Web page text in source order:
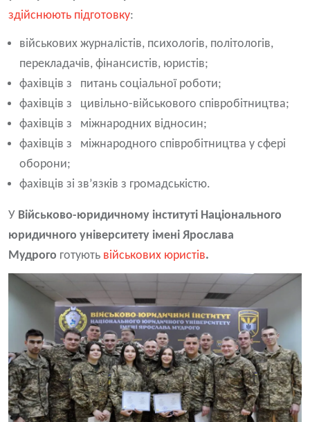
здійснюють підготовку:
військових журналістів, психологів, політологів,
перекладачів, фінансистів, юристів;
фахівців з питань соціальної роботи;
фахівців з цивільно-військового співробітництва;
фахівців з міжнародних відносин;
фахівців з міжнародного співробітництва у сфері
оборони;
фахівців зі зв’язків з громадськістю.
У Військово-юридичному інституті Національного
юридичного університету імені Ярослава
Мудрого готують військових юристів.